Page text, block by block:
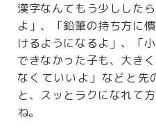
漢字なんてもう少しした
よ」、「鉛筆の持ち方に
けるようになるよ」、「
できなかった子も、大き
なくていいよ」などと先
と、スッとラクになれて
ね。